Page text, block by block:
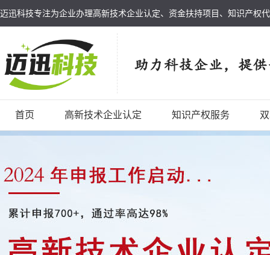
迈迅科技专注为企业办理高新技术企业认定、资金扶持项目、知识产权
首页 高新技术企业认定 知识产权服务